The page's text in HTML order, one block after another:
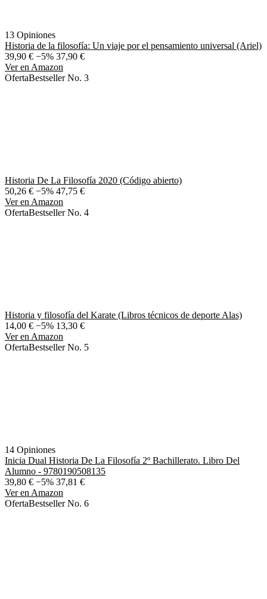
13 Opiniones
Historia de la filosofía: Un viaje por el pensamiento universal (Ariel)
39,90 € −5% 37,90 €
Ver en Amazon
OfertaBestseller No. 3
Historia De La Filosofía 2020 (Código abierto)
50,26 € −5% 47,75 €
Ver en Amazon
OfertaBestseller No. 4
Historia y filosofía del Karate (Libros técnicos de deporte Alas)
14,00 € −5% 13,30 €
Ver en Amazon
OfertaBestseller No. 5
14 Opiniones
Inicia Dual Historia De La Filosofía 2º Bachillerato. Libro Del
Alumno - 9780190508135
39,80 € −5% 37,81 €
Ver en Amazon
OfertaBestseller No. 6